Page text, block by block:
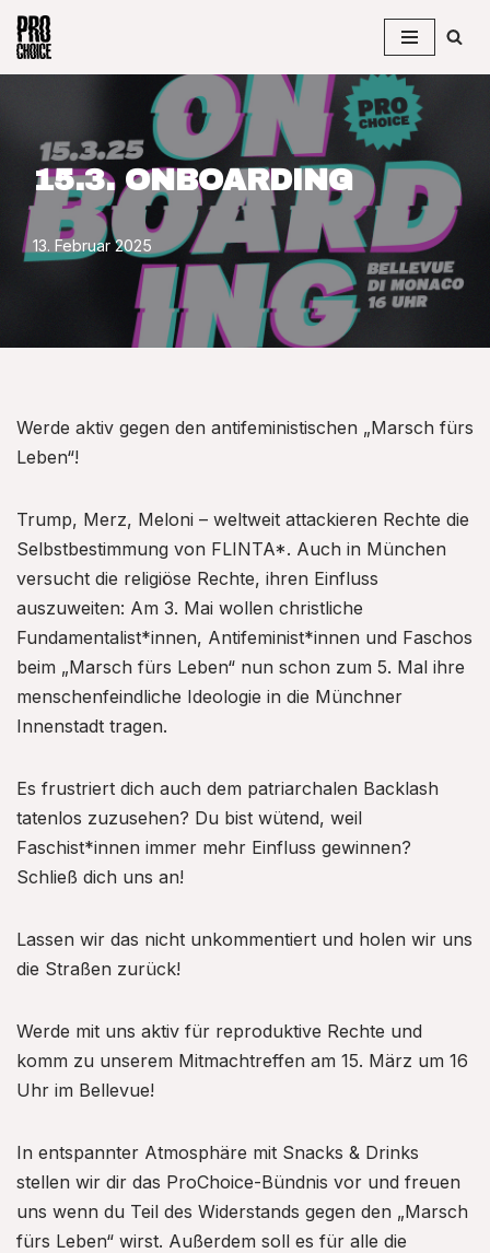
Zum
15.3. ONBOARDING
13. Februar 2025
Werde aktiv gegen den antifeministischen „Marsch fürs
Leben“!
Trump, Merz, Meloni – weltweit attackieren Rechte die
Selbstbestimmung von FLINTA*. Auch in München
versucht die religiöse Rechte, ihren Einfluss
auszuweiten: Am 3. Mai wollen christliche
Fundamentalist*innen, Antifeminist*innen und Faschos
beim „Marsch fürs Leben“ nun schon zum 5. Mal ihre
menschenfeindliche Ideologie in die Münchner
Innenstadt tragen.
Es frustriert dich auch dem patriarchalen Backlash
tatenlos zuzusehen? Du bist wütend, weil
Faschist*innen immer mehr Einfluss gewinnen?
Schließ dich uns an!
Lassen wir das nicht unkommentiert und holen wir uns
die Straßen zurück!
Werde mit uns aktiv für reproduktive Rechte und
komm zu unserem Mitmachtreffen am 15. März um 16
Uhr im Bellevue!
In entspannter Atmosphäre mit Snacks & Drinks
stellen wir dir das ProChoice-Bündnis vor und freuen
uns wenn du Teil des Widerstands gegen den „Marsch
fürs Leben“ wirst. Außerdem soll es für alle die